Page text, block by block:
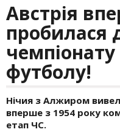
Австрія
пробилася
чемпіонату
футболу!
Нічия з Алжиром
вперше з 1954 року
етап ЧС.